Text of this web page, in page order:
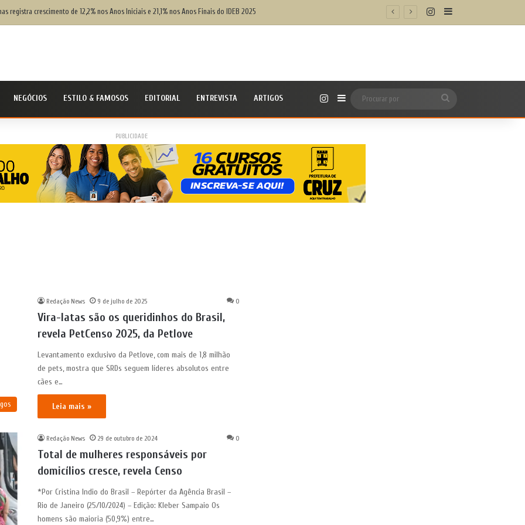
registra crescimento de 12,2% nos Anos Iniciais e 21,1% nos Anos Finais do IDEB 2025 InstagramBarra Lateral
NEGÓCIOS ESTILO & FAMOSOS EDITORIAL ENTREVISTA ARTIGOS InstagramBarra Lateral
por
PUBLICIDADE
Redação News 9 de julho de 2025 0
Vira-latas são os queridinhos do Brasil,
revela PetCenso 2025, da Petlove
Levantamento exclusivo da Petlove, com mais de 1,8 milhão
de pets, mostra que SRDs seguem líderes absolutos entre
cães e…
Leia mais »
Redação News 29 de outubro de 2024 0
Total de mulheres responsáveis por
domicílios cresce, revela Censo
*Por Cristina Indio do Brasil – Repórter da Agência Brasil –
Rio de Janeiro (25/10/2024) – Edição: Kleber Sampaio Os
homens são maioria (50,9%) entre…